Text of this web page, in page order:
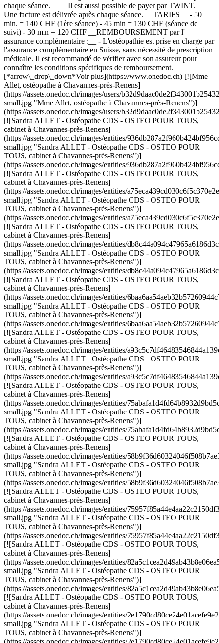
chaque séance.__ __Il est aussi possible de payer par TWINT.__
Une facture est délivrée après chaque séance. __TARIFS__ - 50
min. = 140 CHF (1ère séance) - 45 min = 130 CHF (séance de
suivi) - 30 min = 120 CHF __REMBOURSEMENT par l'
assurance complémentaire :__ - L'ostéopathie est prise en charge par
l'assurance complémentaire en Suisse, sans nécessité de prescription
médicale. Il est recommandé de vérifier avec son assureur pour
connaître les conditions spécifiques de remboursement.
[*arrow\_drop\_down*Voir plus](https://www.onedoc.ch) [![Mme
Allet, ostéopathe à Chavannes-près-Renens]
(https://assets.onedoc.ch/images/users/
small.jpg "Mme Allet, ostéopathe à Chavannes-près-Renens")]
(https://assets.onedoc.ch/images/users/
[![Sandra ALLET - Ostéopathe CDS - OSTEO POUR TOUS,
cabinet à Chavannes-près-Renens]
(https://assets.onedoc.ch/images/entities/
small.jpg "Sandra ALLET - Ostéopathe CDS - OSTEO POUR
TOUS, cabinet à Chavannes-près-Renens")]
(https://assets.onedoc.ch/images/entities/
[![Sandra ALLET - Ostéopathe CDS - OSTEO POUR TOUS,
cabinet à Chavannes-près-Renens]
(https://assets.onedoc.ch/images/entities/
small.jpg "Sandra ALLET - Ostéopathe CDS - OSTEO POUR
TOUS, cabinet à Chavannes-près-Renens")]
(https://assets.onedoc.ch/images/entities/
[![Sandra ALLET - Ostéopathe CDS - OSTEO POUR TOUS,
cabinet à Chavannes-près-Renens]
(https://assets.onedoc.ch/images/entities/
small.jpg "Sandra ALLET - Ostéopathe CDS - OSTEO POUR
TOUS, cabinet à Chavannes-près-Renens")]
(https://assets.onedoc.ch/images/entities/
[![Sandra ALLET - Ostéopathe CDS - OSTEO POUR TOUS,
cabinet à Chavannes-près-Renens]
(https://assets.onedoc.ch/images/entities/
small.jpg "Sandra ALLET - Ostéopathe CDS - OSTEO POUR
TOUS, cabinet à Chavannes-près-Renens")]
(https://assets.onedoc.ch/images/entities/
[![Sandra ALLET - Ostéopathe CDS - OSTEO POUR TOUS,
cabinet à Chavannes-près-Renens]
(https://assets.onedoc.ch/images/entities/
small.jpg "Sandra ALLET - Ostéopathe CDS - OSTEO POUR
TOUS, cabinet à Chavannes-près-Renens")]
(https://assets.onedoc.ch/images/entities/
[![Sandra ALLET - Ostéopathe CDS - OSTEO POUR TOUS,
cabinet à Chavannes-près-Renens]
(https://assets.onedoc.ch/images/entities/
small.jpg "Sandra ALLET - Ostéopathe CDS - OSTEO POUR
TOUS, cabinet à Chavannes-près-Renens")]
(https://assets.onedoc.ch/images/entities/
[![Sandra ALLET - Ostéopathe CDS - OSTEO POUR TOUS,
cabinet à Chavannes-près-Renens]
(https://assets.onedoc.ch/images/entities/
small.jpg "Sandra ALLET - Ostéopathe CDS - OSTEO POUR
TOUS, cabinet à Chavannes-près-Renens")]
(https://assets.onedoc.ch/images/entities/
[![Sandra ALLET - Ostéopathe CDS - OSTEO POUR TOUS,
cabinet à Chavannes-près-Renens]
(https://assets.onedoc.ch/images/entities/
small.jpg "Sandra ALLET - Ostéopathe CDS - OSTEO POUR
TOUS, cabinet à Chavannes-près-Renens")]
(https://assets.onedoc.ch/images/entities/
[![Sandra ALLET - Ostéopathe CDS - OSTEO POUR TOUS,
cabinet à Chavannes-près-Renens]
(https://assets.onedoc.ch/images/entities/
small.jpg "Sandra ALLET - Ostéopathe CDS - OSTEO POUR
TOUS, cabinet à Chavannes-près-Renens")]
(https://assets.onedoc.ch/images/entities/
[![Sandra ALLET - Ostéopathe CDS - OSTEO POUR TOUS,
cabinet à Chavannes-près-Renens]
(https://assets.onedoc.ch/images/entities/
small.jpg "Sandra ALLET - Ostéopathe CDS - OSTEO POUR
TOUS, cabinet à Chavannes-près-Renens")]
(https://assets.onedoc.ch/images/entities/